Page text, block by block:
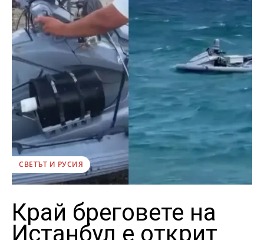
СВЕТЪТ И РУСИЯ
Край бреговете на
Истанбул е открит